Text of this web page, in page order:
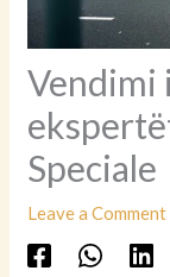
Vendimi
Speciale
Leave a Comment